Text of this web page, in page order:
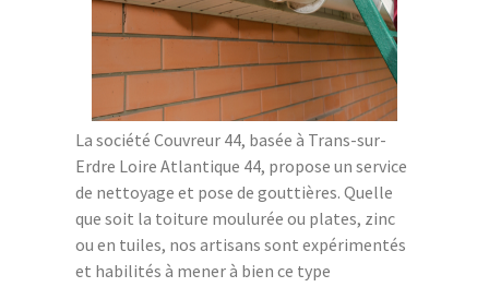
La société Couvreur 44, basée à Trans-sur-
Erdre Loire Atlantique 44, propose un service
de nettoyage et pose de gouttières. Quelle
que soit la toiture moulurée ou plates, zinc
ou en tuiles, nos artisans sont expérimentés
et habilités à mener à bien ce type